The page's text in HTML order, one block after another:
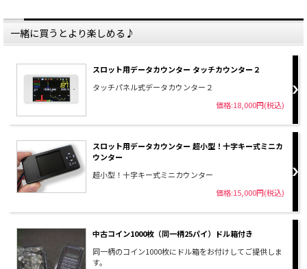
一緒に買うとより楽しめる♪
スロット用データカウンター タッチカウンター２
タッチパネル式データカウンター２
価格:18,000円(税込)
スロット用データカウンター 超小型！十字キー式ミニカ
ウンター
超小型！十字キー式ミニカウンター
価格:15,000円(税込)
中古コイン1000枚（同一柄25パイ）ドル箱付き
同一柄のコイン1000枚にドル箱をお付けしてご提供しま
す。